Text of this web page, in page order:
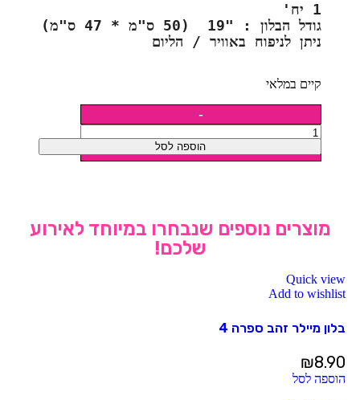
1 יח'
גודל הבלון : "19  (50 ס"מ * 47 ס"מ)
ניתן לניפוח באוויר / הליום
קיים במלאי
הוספה לסל
מוצרים נוספים שנבחרו במיוחד לאירוע
שלכם!
Quick view
Add to wishlist
בלון מיילר זהב ספרה 4
₪8.90
הוספה לסל